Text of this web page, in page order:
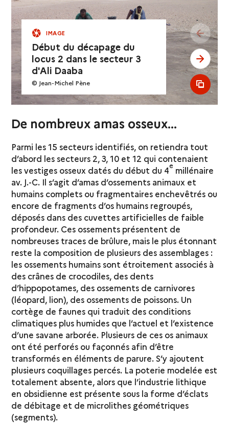
IMAGE
Début du décapage du
locus 2 dans le secteur 3
d'Ali Daaba
© Jean-Michel Pène
see
see
see
De nombreux amas osseux...
Parmi les 15 secteurs identifiés, on retiendra tout
d’abord les secteurs 2, 3, 10 et 12 qui contenaient
les vestiges osseux datés du début du 4e millénaire
av. J.-C. Il s’agit d’amas d’ossements animaux et
humains complets ou fragmentaires enchevêtrés ou
encore de fragments d’os humains regroupés,
déposés dans des cuvettes artificielles de faible
profondeur. Ces ossements présentent de
nombreuses traces de brûlure, mais le plus étonnant
reste la composition de plusieurs des assemblages :
les ossements humains sont étroitement associés à
des crânes de crocodiles, des dents
d’hippopotames, des ossements de carnivores
(léopard, lion), des ossements de poissons. Un
cortège de faunes qui traduit des conditions
climatiques plus humides que l’actuel et l’existence
d’une savane arborée. Plusieurs de ces os animaux
ont été perforés ou façonnés afin d’être
transformés en éléments de parure. S’y ajoutent
plusieurs coquillages percés. La poterie modelée est
totalement absente, alors que l’industrie lithique
en obsidienne est présente sous la forme d’éclats
de débitage et de microlithes géométriques
(segments).